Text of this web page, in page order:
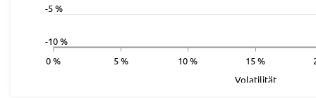
0 % 5 % 10 % 15 %
Volatilität
-10 %
-5 %